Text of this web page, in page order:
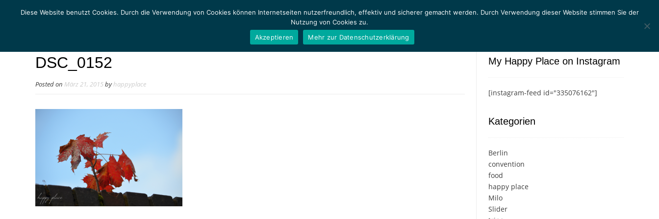
DSC_0152
Posted on März 21, 2015byhappyplace
My Happy Place on Instagram
[instagram-feed id="335076162"]
Kategorien
Berlin
convention
food
happy place
Milo
Slider
Diese Website benutzt Cookies. Durch die Verwendung von Cookies können Internetseiten nutzerfreundlich, effektiv und sicherer gemacht werden. Durch Verwendung dieser Website stimmen Sie der
Nutzung von Cookies zu.
Akzeptieren
Mehr zur Datenschutzerklärung